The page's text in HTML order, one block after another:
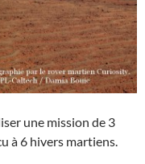
une mission de 3
à 6 hivers martiens.